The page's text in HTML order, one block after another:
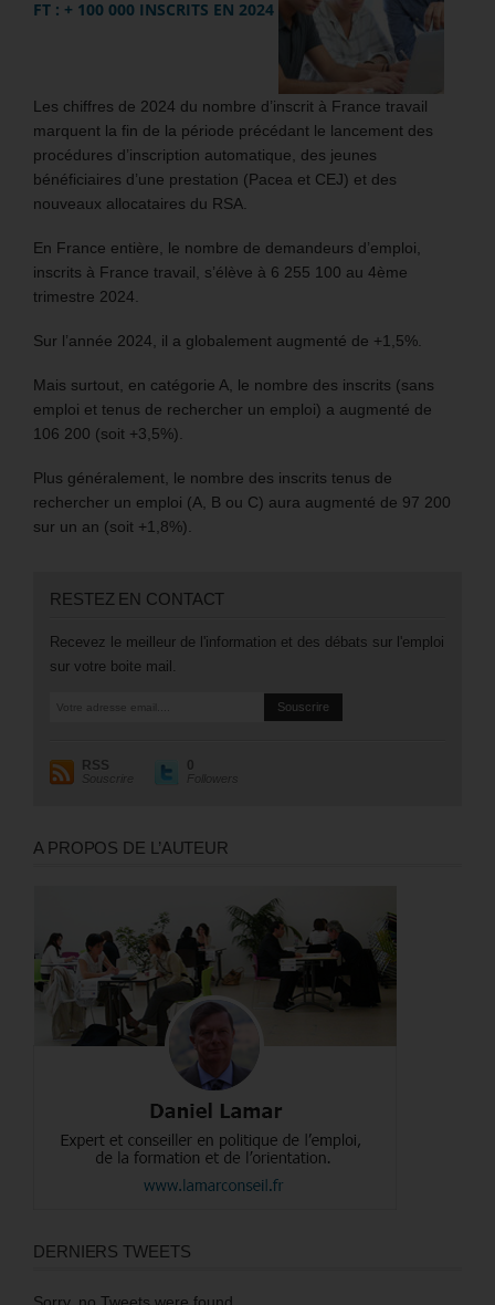
FT : + 100 000 INSCRITS EN 2024
Les chiffres de 2024 du nombre d’inscrit à France travail
marquent la fin de la période précédant le lancement des
procédures d’inscription automatique, des jeunes
bénéficiaires d’une prestation (Pacea et CEJ) et des
nouveaux allocataires du RSA.
En France entière, le nombre de demandeurs d’emploi,
inscrits à France travail, s’élève à 6 255 100 au 4ème
trimestre 2024.
Sur l’année 2024, il a globalement augmenté de +1,5%.
Mais surtout, en catégorie A, le nombre des inscrits (sans
emploi et tenus de rechercher un emploi) a augmenté de
106 200 (soit +3,5%).
Plus généralement, le nombre des inscrits tenus de
rechercher un emploi (A, B ou C) aura augmenté de 97 200
sur un an (soit +1,8%).
RESTEZ EN CONTACT
Recevez le meilleur de l'information et des débats sur l'emploi
sur votre boite mail.
RSS
Souscrire
0
Followers
A PROPOS DE L’AUTEUR
DERNIERS TWEETS